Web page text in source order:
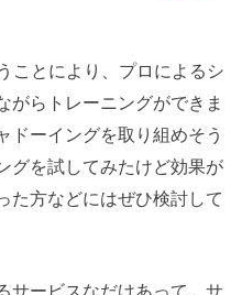
ことにより、プロによるシ
がらトレーニングができま
ドーイングを取り組めそう
グを試してみたけど効果が
た方などにはぜひ検討して
サービスなだけあって、サ